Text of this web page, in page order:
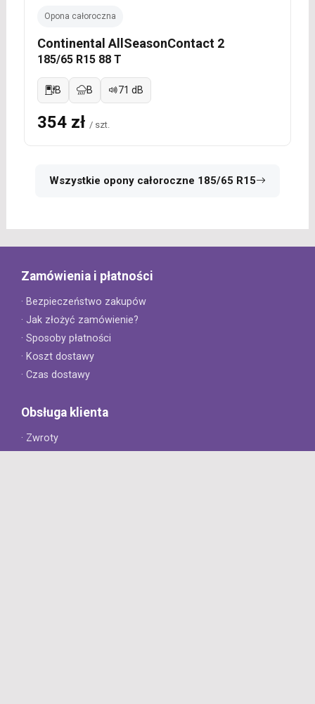
Opona całoroczna
Continental AllSeasonContact 2
185/65 R15 88 T
B B 71 dB
354 zł / szt.
Wszystkie opony całoroczne 185/65 R15
Zamówienia i płatności
· Bezpieczeństwo zakupów
· Jak złożyć zamówienie?
· Sposoby płatności
· Koszt dostawy
· Czas dostawy
Obsługa klienta
· Zwroty